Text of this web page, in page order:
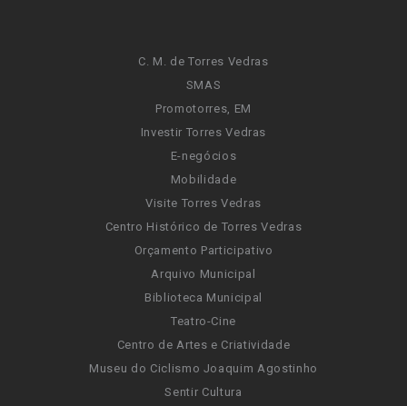
C. M. de Torres Vedras
SMAS
Promotorres, EM
Investir Torres Vedras
E-negócios
Mobilidade
Visite Torres Vedras
Centro Histórico de Torres Vedras
Orçamento Participativo
Arquivo Municipal
Biblioteca Municipal
Teatro-Cine
Centro de Artes e Criatividade
Museu do Ciclismo Joaquim Agostinho
Sentir Cultura